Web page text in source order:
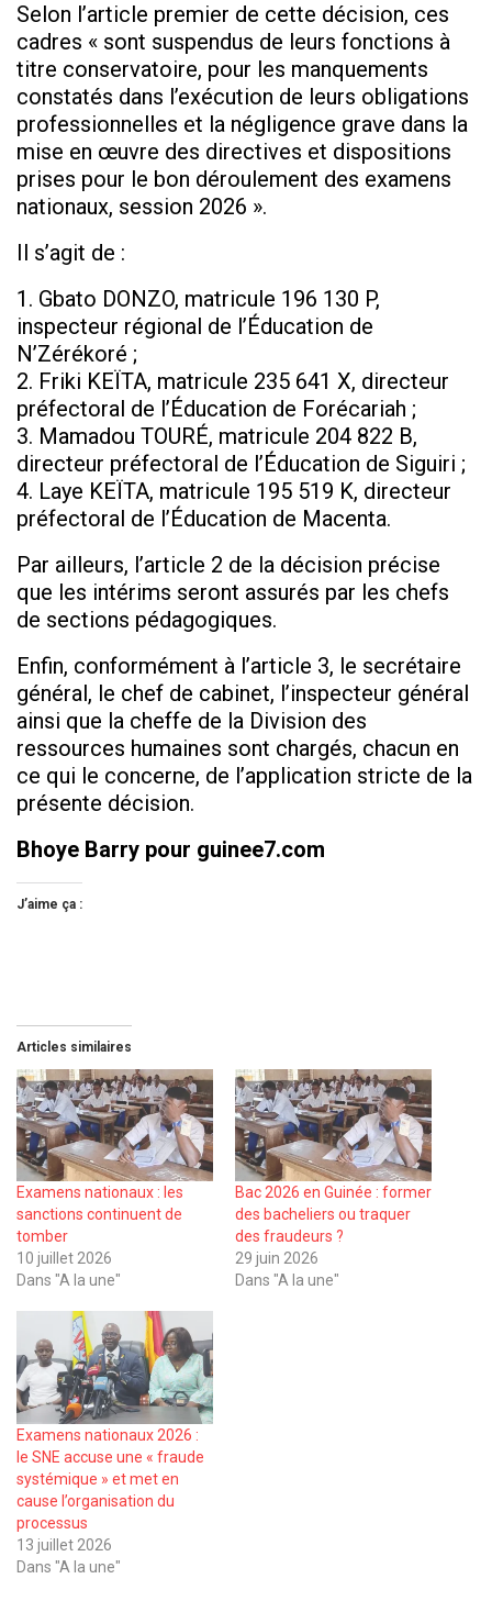
Selon l’article premier de cette décision, ces
cadres « sont suspendus de leurs fonctions à
titre conservatoire, pour les manquements
constatés dans l’exécution de leurs obligations
professionnelles et la négligence grave dans la
mise en œuvre des directives et dispositions
prises pour le bon déroulement des examens
nationaux, session 2026 ».
Il s’agit de :
1. Gbato DONZO, matricule 196 130 P,
inspecteur régional de l’Éducation de
N’Zérékoré ;
2. Friki KEÏTA, matricule 235 641 X, directeur
préfectoral de l’Éducation de Forécariah ;
3. Mamadou TOURÉ, matricule 204 822 B,
directeur préfectoral de l’Éducation de Siguiri ;
4. Laye KEÏTA, matricule 195 519 K, directeur
préfectoral de l’Éducation de Macenta.
Par ailleurs, l’article 2 de la décision précise
que les intérims seront assurés par les chefs
de sections pédagogiques.
Enfin, conformément à l’article 3, le secrétaire
général, le chef de cabinet, l’inspecteur général
ainsi que la cheffe de la Division des
ressources humaines sont chargés, chacun en
ce qui le concerne, de l’application stricte de la
présente décision.
Bhoye Barry pour guinee7.com
J’aime ça :
Articles similaires
Examens nationaux : les
sanctions continuent de
tomber
10 juillet 2026
Dans "A la une"
Bac 2026 en Guinée : former
des bacheliers ou traquer
des fraudeurs ?
29 juin 2026
Dans "A la une"
Examens nationaux 2026 :
le SNE accuse une « fraude
systémique » et met en
cause l’organisation du
processus
13 juillet 2026
Dans "A la une"